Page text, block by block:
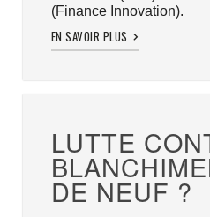
(Finance Innovation).
EN SAVOIR PLUS
LUTTE
DE NEUF ?